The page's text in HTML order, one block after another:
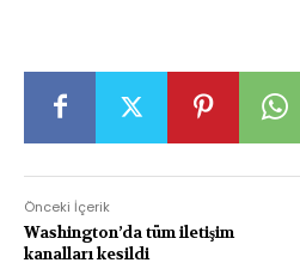
Önceki İçerik
Washington’da tüm iletişim
kanalları kesildi